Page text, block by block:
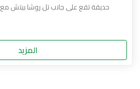
حديقة تقع على جانب تل روشا بيتش مع
المزيد